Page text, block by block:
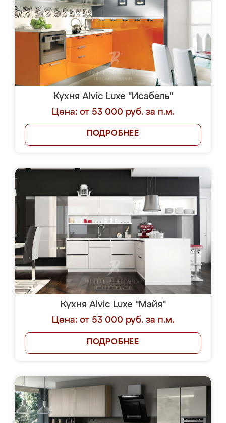
Кухня Alvic Luxe "Исабель"
Цена: от 53 000 руб. за п.м.
ПОДРОБНЕЕ
Кухня Alvic Luxe "Майя"
Цена: от 53 000 руб. за п.м.
ПОДРОБНЕЕ